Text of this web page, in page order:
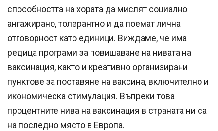
способността на хората да мислят социално
ангажирано, толерантно и да поемат лична
отговорност като единици. Виждаме, че има
редица програми за повишаване на нивата на
ваксинация, както и креативно организирани
пунктове за поставяне на ваксина, включително и
икономическа стимулация. Въпреки това
процентните нива на ваксинация в страната ни са
на последно място в Европа.